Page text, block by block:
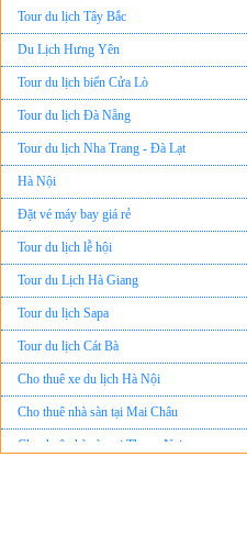
Du Lịch Hưng Yên
Tour du lịch biển Cửa Lò
Tour du lịch Đà Nẵng
Tour du lịch Nha Trang - Đà Lạt
Hà Nội
Đặt vé máy bay giá rẻ
Tour du lịch lễ hội
Tour du Lịch Hà Giang
Tour du lịch Sapa
Tour du lịch Cát Bà
Cho thuê xe du lịch Hà Nội
Cho thuê nhà sàn tại Mai Châu
Cho thuê nhà sàn tại Thung Nai